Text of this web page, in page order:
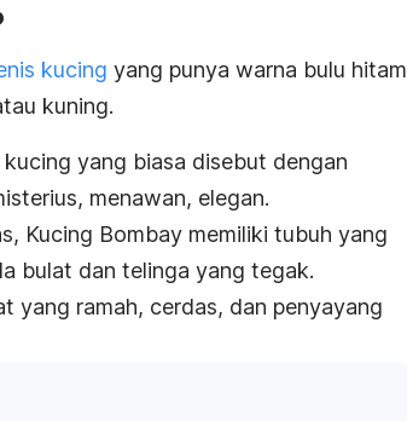
kucing yang punya warna bulu hitam
kuning.
yang biasa disebut dengan
menawan, elegan.
Kucing Bombay memiliki tubuh yang
bulat dan telinga yang tegak.
yang ramah, cerdas, dan penyayang